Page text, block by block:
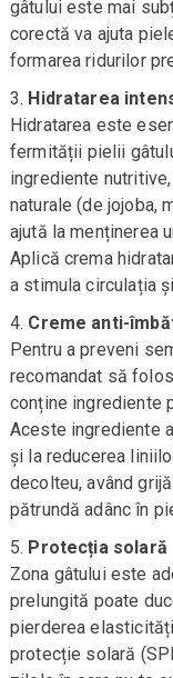
gâtului este mai
corectă va ajuta
formarea ridurilor
Hidratarea
Hidratarea este
fermității pielii
ingrediente
naturale (de jojoba,
ajută la menținerea
Aplică crema
a stimula circulația
Creme anti-
Pentru a preveni
recomandat să
conține ingrediente
Aceste ingrediente
și la reducerea
decolteu, având
pătrundă adânc în
Protecția solară
Zona gâtului este
prelungită poate
pierderea
protecție solară